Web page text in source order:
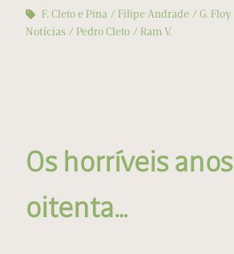
F. Cleto e Pina
Filipe Andrade G. Floy
Notícias
Pedro Cleto Ram V.
Os horríveis anos
oitenta…